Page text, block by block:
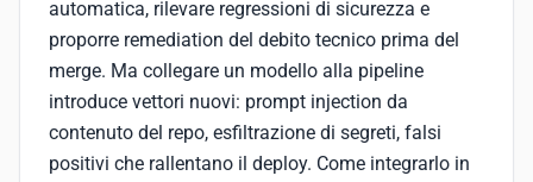
automatica, rilevare regressioni di sicurezza e
proporre remediation del debito tecnico prima del
merge. Ma collegare un modello alla pipeline
introduce vettori nuovi: prompt injection da
contenuto del repo, esfiltrazione di segreti, falsi
positivi che rallentano il deploy. Come integrarlo in